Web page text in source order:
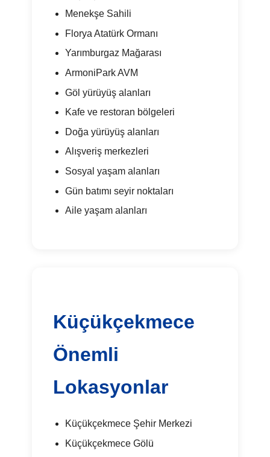
Menekşe Sahili
Florya Atatürk Ormanı
Yarımburgaz Mağarası
ArmoniPark AVM
Göl yürüyüş alanları
Kafe ve restoran bölgeleri
Doğa yürüyüş alanları
Alışveriş merkezleri
Sosyal yaşam alanları
Gün batımı seyir noktaları
Aile yaşam alanları
Küçükçekmece
Önemli
Lokasyonlar
Küçükçekmece Şehir Merkezi
Küçükçekmece Gölü